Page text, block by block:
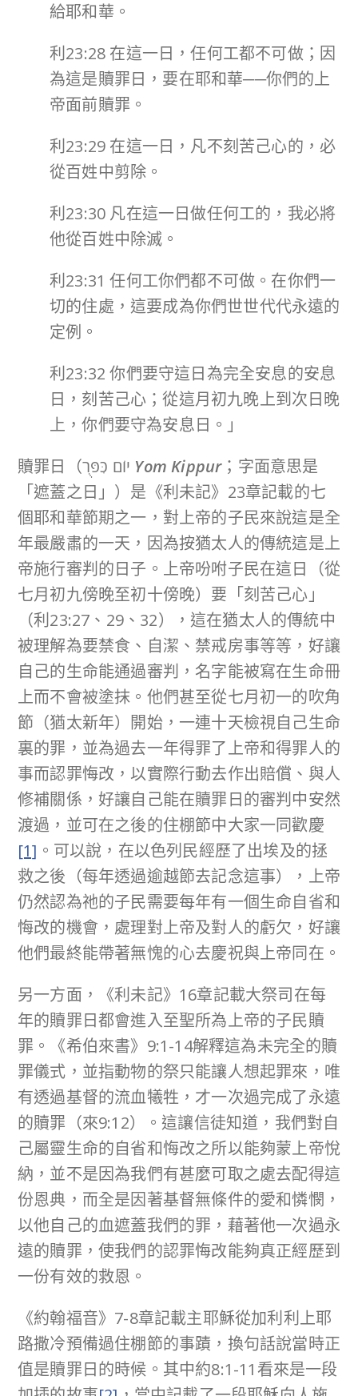
給耶和華。
利23:28 在這一日，任何工都不可做；因
為這是贖罪日，要在耶和華──你們的上
帝面前贖罪。
利23:29 在這一日，凡不刻苦己心的，必
從百姓中剪除。
利23:30 凡在這一日做任何工的，我必將
他從百姓中除滅。
利23:31 任何工你們都不可做。在你們一
切的住處，這要成為你們世世代代永遠的
定例。
利23:32 你們要守這日為完全安息的安息
日，刻苦己心；從這月初九晚上到次日晚
上，你們要守為安息日。」
Yom Kippur；字面意思是
「遮蓋之日」）是《利未記》23章記載的七
個耶和華節期之一，對上帝的子民來說這是全
年最嚴肅的一天，因為按猶太人的傳統這是上
帝施行審判的日子。上帝吩咐子民在這日（從
七月初九傍晚至初十傍晚）要「刻苦己心」
（利23:27、29、32），這在猶太人的傳統中
被理解為要禁食、自潔、禁戒房事等等，好讓
自己的生命能通過審判，名字能被寫在生命冊
上而不會被塗抹。他們甚至從七月初一的吹角
節（猶太新年）開始，一連十天檢視自己生命
裏的罪，並為過去一年得罪了上帝和得罪人的
事而認罪悔改，以實際行動去作出賠償、與人
修補關係，好讓自己能在贖罪日的審判中安然
渡過，並可在之後的住棚節中大家一同歡慶
[1] 。可以說，在以色列民經歷了出埃及的拯
救之後（每年透過逾越節去記念這事），上帝
仍然認為祂的子民需要每年有一個生命自省和
悔改的機會，處理對上帝及對人的虧欠，好讓
他們最終能帶著無愧的心去慶祝與上帝同在。
另一方面，《利未記》16章記載大祭司在每
年的贖罪日都會進入至聖所為上帝的子民贖
罪。《希伯來書》9:1-14解釋這為未完全的贖
罪儀式，並指動物的祭只能讓人想起罪來，唯
有透過基督的流血犧牲，才一次過完成了永遠
的贖罪（來9:12）。這讓信徒知道，我們對自
己屬靈生命的自省和悔改之所以能夠蒙上帝悅
納，並不是因為我們有甚麼可取之處去配得這
份恩典，而全是因著基督無條件的愛和憐憫，
以他自己的血遮蓋我們的罪，藉著他一次過永
遠的贖罪，使我們的認罪悔改能夠真正經歷到
一份有效的救恩。
《約翰福音》7-8章記載主耶穌從加利利上耶
路撒冷預備過住棚節的事蹟，換句話說當時正
值是贖罪日的時候。其中約8:1-11看來是一段